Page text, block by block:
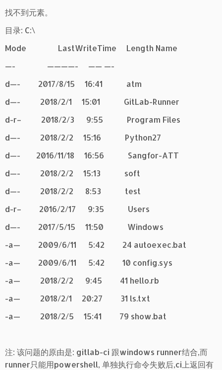
找不到元素。
目录: C:\
Mode LastWriteTime Length Name
—- ————- —— —-
d—- 2017/8/15 16:41 atm
d—- 2018/2/1 15:01 GitLab-Runner
d-r– 2018/2/3 9:55 Program Files
d—- 2018/2/2 15:16 Python27
d—- 2016/11/18 16:56 Sangfor-ATT
d—- 2018/2/2 15:13 soft
d—- 2018/2/2 8:53 test
d-r– 2016/2/17 9:35 Users
d—- 2017/5/15 11:50 Windows
-a— 2009/6/11 5:42 24 autoexec.bat
-a— 2009/6/11 5:42 10 config.sys
-a— 2018/2/2 9:45 41 hello.rb
-a— 2018/2/1 20:27 31 ls.txt
-a— 2018/2/5 15:41 79 show.bat
注: 该问题的原由是: gitlab-ci 跟windows runner结合,而
runner只能用powershell, 单独执行命令失败后,ci上返回有